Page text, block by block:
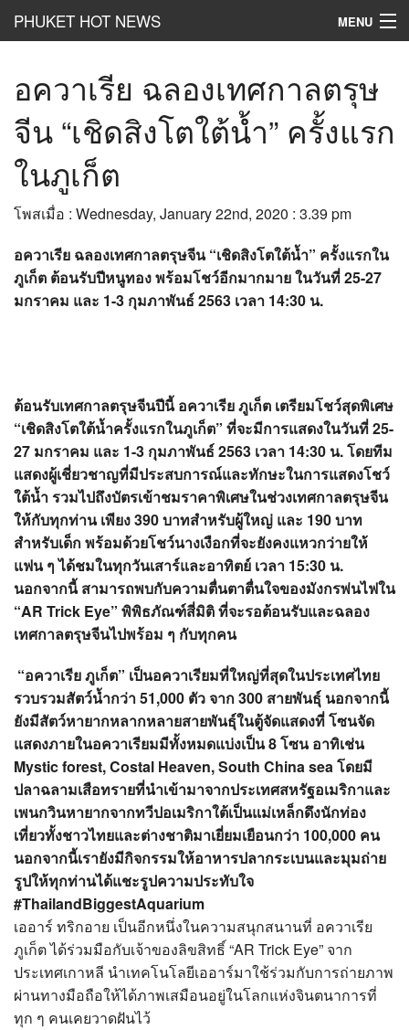
PHUKET HOT NEWS MENU
Hot Clip
Hot List
Hot Gossip
HotBusiness
เที่ยว ชิม ช๊อป
HotHealth and Beauty
?>
อควาเรีย ฉลองเทศกาลตรุษ
จีน “เชิดสิงโตใต้น้ำ” ครั้งแรก
ในภูเก็ต
โพสเมื่อ : Wednesday, January 22nd, 2020 : 3.39 pm
อควาเรีย ฉลองเทศกาลตรุษจีน “เชิดสิงโตใต้น้ำ” ครั้งแรกใน
ภูเก็ต ต้อนรับปีหนูทอง พร้อมโชว์อีกมากมาย ในวันที่25-27
มกราคม และ 1-3 กุมภาพันธ์ 2563 เวลา 14:30 น.
ต้อนรับเทศกาลตรุษจีนปีนี้ อควาเรีย ภูเก็ต เตรียมโชว์สุดพิเศษ
“เชิดสิงโตใต้น้ำครั้งแรกในภูเก็ต” ที่จะมีการแสดงในวันที่25-
27 มกราคม และ 1-3 กุมภาพันธ์ 2563 เวลา 14:30 น. โดยทีม
แสดงผู้เชี่ยวชาญที่มีประสบการณ์และทักษะในการแสดงโชว์
ใต้น้ำ รวมไปถึงบัตรเข้าชมราคาพิเศษในช่วงเทศกาลตรุษจีน
ให้กับทุกท่าน เพียง 390 บาทสำหรับผู้ใหญ่ และ 190 บาท
สำหรับเด็ก พร้อมด้วยโชว์นางเงือกที่จะยังคงแหวกว่ายให้
แฟน ๆ ได้ชมในทุกวันเสาร์และอาทิตย์ เวลา 15:30 น.
นอกจากนี้ สามารถพบกับความตื่นตาตื่นใจของมังกรพ่นไฟใน
“AR Trick Eye” พิพิธภัณฑ์สี่มิติ ที่จะรอต้อนรับและฉลอง
เทศกาลตรุษจีนไปพร้อม ๆ กับทุกคน
“อควาเรีย ภูเก็ต” เป็นอควาเรียมที่ใหญ่ที่สุดในประเทศไทย
รวบรวมสัตว์น้ำกว่า 51,000 ตัว จาก 300 สายพันธุ์ นอกจากนี้
ยังมีสัตว์หายากหลากหลายสายพันธุ์ในตู้จัดแสดงที่ โซนจัด
แสดงภายในอควาเรียมมีทั้งหมดแบ่งเป็น 8 โซน อาทิเช่น
Mystic forest, Costal Heaven, South China sea โดยมี
ปลาฉลามเสือทรายที่นำเข้ามาจากประเทศสหรัฐอเมริกาและ
เพนกวินหายากจากทวีปอเมริกาใต้เป็นแม่เหล็กดึงนักท่อง
เที่ยวทั้งชาวไทยและต่างชาติมาเยี่ยมเยือนกว่า 100,000 คน
นอกจากนี้เรายังมีกิจกรรมให้อาหารปลากระเบนและมุมถ่าย
รูปให้ทุกท่านได้แชะรูปความประทับใจ
#ThailandBiggestAquarium
เออาร์ ทริกอาย เป็นอีกหนึ่งในความสนุกสนานที่ อควาเรีย
ภูเก็ต ได้ร่วมมือกับเจ้าของลิขสิทธิ์ “AR Trick Eye” จาก
ประเทศเกาหลี นำเทคโนโลยีเออาร์มาใช้ร่วมกับการถ่ายภาพ
ผ่านทางมือถือให้ได้ภาพเสมือนอยู่ในโลกแห่งจินตนาการที่
ทุก ๆ คนเคยวาดฝันไว้